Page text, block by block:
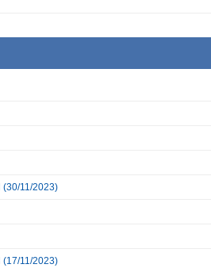
(30/11/2023)
(17/11/2023)